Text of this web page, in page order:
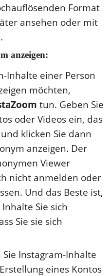
Format
ansehen oder mit
anzeigen:
Inhalte einer Person
möchten,
tun. Geben Sie
oder Videos ein, das
klicken Sie dann
anzeigen. Der
Viewer
nicht anmelden oder
Und das Beste ist,
Sie sich
Sie sie sich
Sie Instagram-Inhalte
eines Kontos